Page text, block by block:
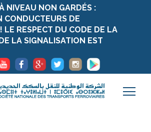
NIVEAU NON GARDÉS :
CONDUCTEURS DE
LE RESPECT DU CODE DE LA
LA SIGNALISATION EST